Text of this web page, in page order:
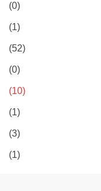
(0)
(1)
(52)
(0)
(10)
(1)
(3)
(1)